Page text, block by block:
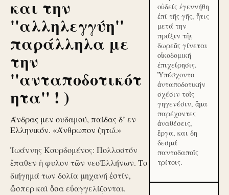
και την
''αλληλεγγύη''
παράλληλα με
την
''ανταποδοτικότ
ητα'' ! )
Άνδρας μεν ουδαμού, παίδας δ’ εν
Ελληνικόν. «Άνθρωπον ζητώ.»
Ἰωάννης Κουρδομένος: Πολλοστόν
ἔπαθεν ἡ φυλον τῶν νεοἙλλήνων. Το
διήγημά των δολία μηχανή ἐστίν,
ὥσπερ καὶ ὅσα εὐαγγελίζονται.
οὐδείς ἐγεννήθη
ἐπί τῆς γῆς, ἥτις
μετά την
πράξιν τῆς
δωρεᾶς γίνεται
οἰκοδομική
ἐπιχείρησις.
Ὑπέσχοντο
ἀνταποδοτικήν
σχέσιν τοῖς
γηγενέσιν, ἅμα
παρέχοντες
ἀναθέσεις,
ἔργα, και δη
δεσμά
παντοδαποῖς
τρίτοις.